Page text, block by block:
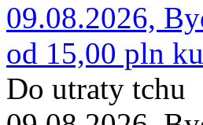
09.08.2026,
od 15,00 pln
Do utraty tchu